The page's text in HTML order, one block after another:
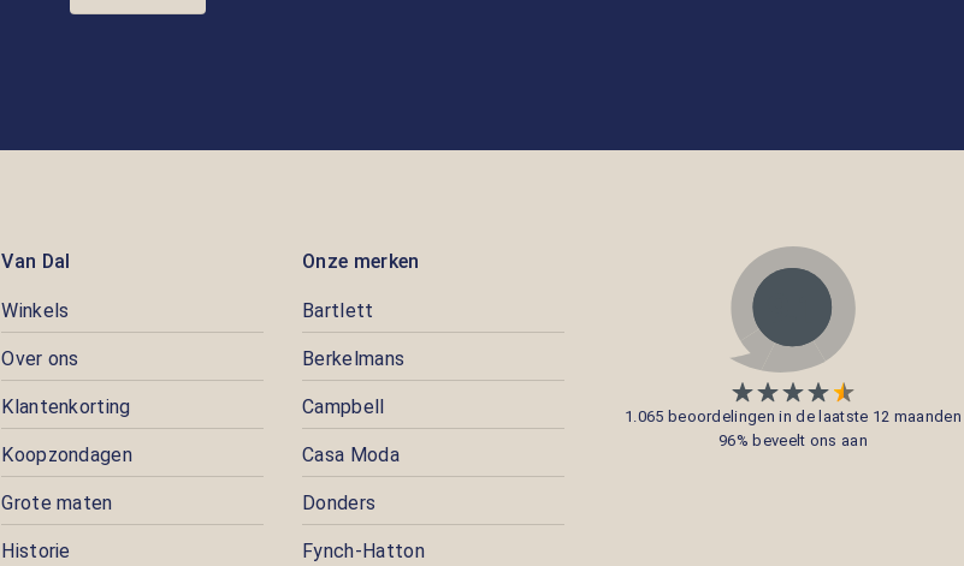
Van Dal
Winkels
Over ons
Klantenkorting
Koopzondagen
Grote maten
Historie
Onze merken
Bartlett
Berkelmans
Campbell
Casa Moda
Donders
Fynch-Hatton
1.065 beoordelingen in de laatste 12 maanden
96% beveelt ons aan